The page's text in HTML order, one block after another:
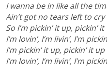
I wanna be in like all the
Ain’t got no tears left to cry
So I’m pickin’ it up, pickin’
I’m lovin’, I’m livin’, I’m
I’m pickin’ it up, pickin’ it up
I’m lovin’, I’m livin’, I’m